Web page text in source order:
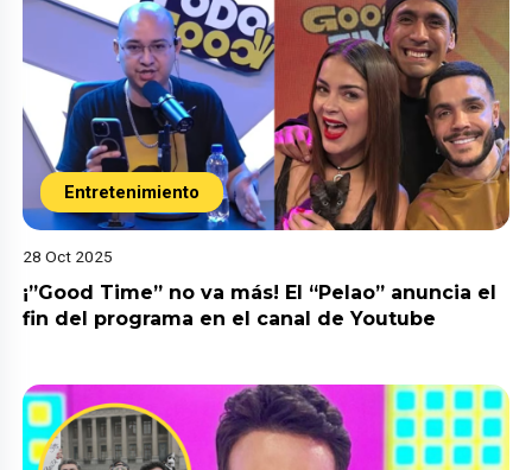
Entretenimiento
28 Oct 2025
¡”Good Time” no va más! El “Pelao” anuncia el
fin del programa en el canal de Youtube